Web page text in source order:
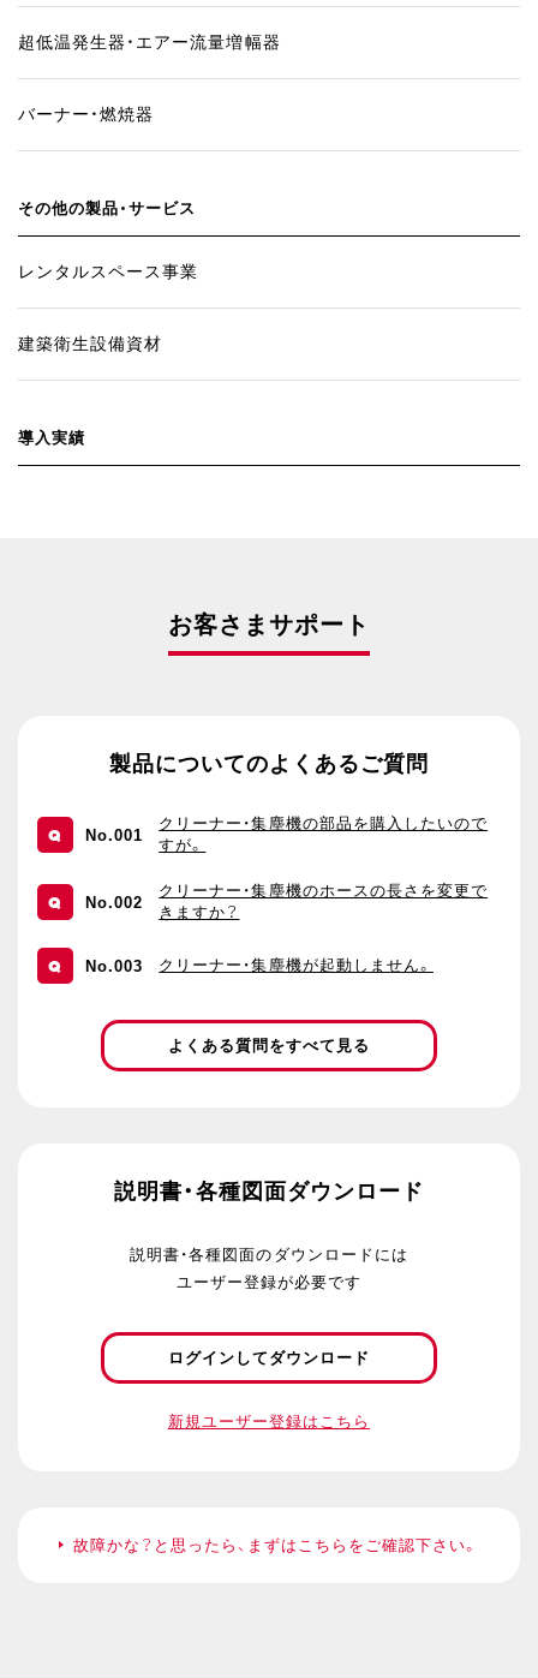
超低温発生器・エアー流量増幅器
バーナー・燃焼器
その他の製品・サービス
レンタルスペース事業
建築衛生設備資材
導入実績
お客さまサポート
製品についてのよくあるご質問
Q No.001
クリーナー・集塵機の部品を購入したいので
すが。
Q No.002
クリーナー・集塵機のホースの長さを変更で
きますか？
Q No.003 クリーナー・集塵機が起動しません。
よくある質問をすべて見る
説明書・各種図面ダウンロード
説明書・各種図面のダウンロードには
ユーザー登録が必要です
ログインしてダウンロード
新規ユーザー登録はこちら
故障かな？と思ったら、まずはこちらをご確認下さい。